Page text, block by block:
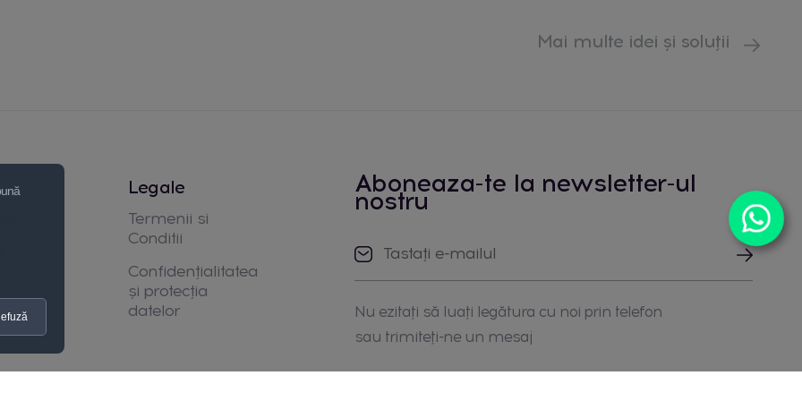
Mai multe idei și soluții
Legale
Termenii si
Conditii
Confidențialitatea
și protecția
datelor
Aboneaza-te la newsletter-ul
nostru
Nu ezitați să luați legătura cu noi prin telefon
sau trimiteți-ne un mesaj